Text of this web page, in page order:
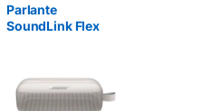
Parlante
SoundLink Flex